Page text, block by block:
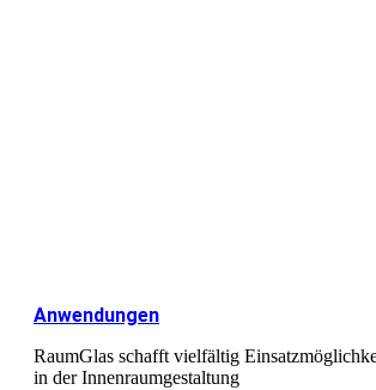
Anwendungen
RaumGlas schafft vielfältig
in der Innenraumgestaltung